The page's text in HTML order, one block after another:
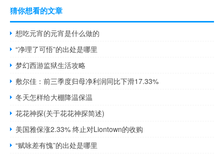
猜你想看的文章
想吃元宵的元宵是什么做的
“净理了可悟”的出处是哪里
梦幻西游监狱生活攻略
敷尔佳：前三季度归母净利润同比下滑17.33%
冬天怎样给大棚降温保温
花花神探(关于花花神探简述)
美国雅保涨2.33% 终止对Liontown的收购
“赋咏差有愧”的出处是哪里